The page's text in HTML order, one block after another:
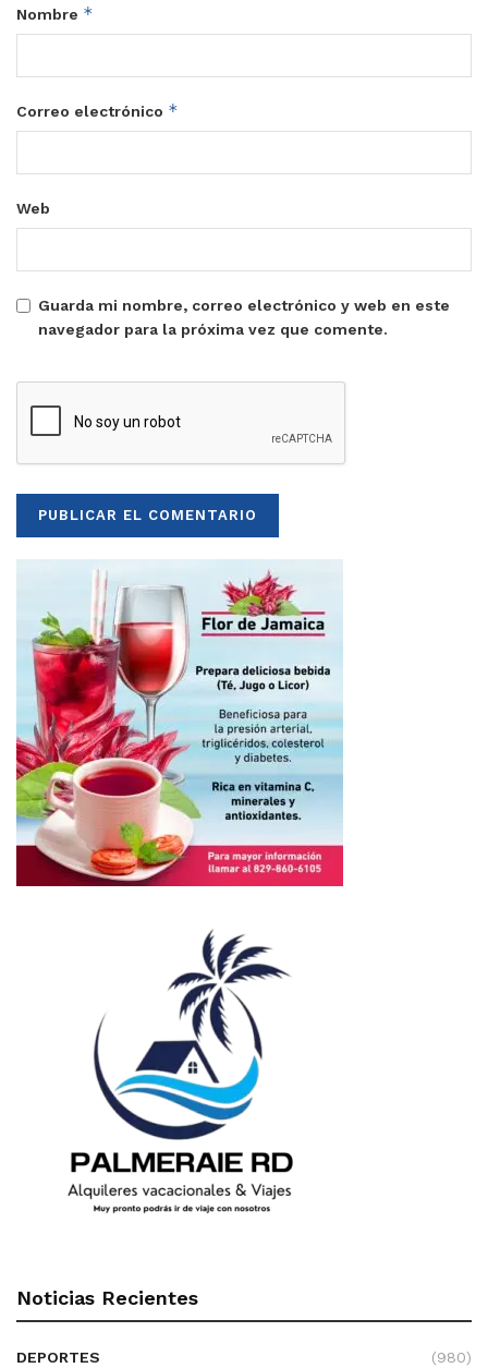
Nombre *
Correo electrónico *
Web
Guarda mi nombre, correo electrónico y web en este
navegador para la próxima vez que comente.
Noticias Recientes
DEPORTES (980)